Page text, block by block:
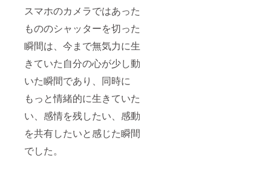
スマホのカメラではあった
もののシャッターを切った
瞬間は、今まで無気力に生
きていた自分の心が少し動
いた瞬間であり、同時に
もっと情緒的に生きていた
い、感情を残したい、感動
を共有したいと感じた瞬間
でした。